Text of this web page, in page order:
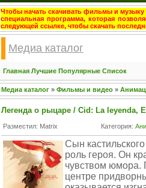
Чтобы начать скачивать фильмы и музыку
специальная программа, которая
следующей ссылке, чтобы скачать
Медиа каталог
Главная Лучшие Популярные Список
Медиа каталог » Фильмы и видео »
Легенда о рыцаре / Cid: La leyenda,
Разместил: Matrix Категория:
Сын
роль героя. Он
чувством юмора.
центре